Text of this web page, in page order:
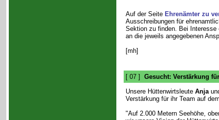
Auf der Seite Ehrenämter zu
Ausschreibungen für
Sektion zu finden. Bei Interesse
an die jeweils angegebenen
[mh]
[ 07 ] Gesucht: Verstärkung
Unsere Hüttenwirtsleute Anja
Verstärkung für ihr Team auf
"Auf 2.000 Metern Seehöhe,